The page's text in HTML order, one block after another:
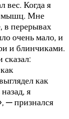
вес. Когда я
мышц. Мне
в перерывах
очень мало, и
и блинчиками.
как
я
— признался